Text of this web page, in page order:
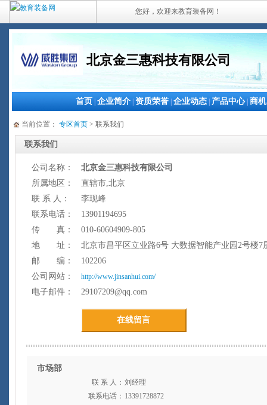
您好，欢迎来教育装备网！
北京金三惠科技有限公司
首页 企业简介 资质荣誉 企业动态 产品中心| 商机
当前位置： 专区首页 > 联系我们
联系我们
公司名称：
北京金三惠科技有限公司
所属地区：
直辖市,北京
联 系 人：
李现峰
联系电话：
13901194695
传 真：
010-60604909-805
地 址：
北京市昌平区立业路6号 大数据智能产业园2号楼7
邮 编：
102206
公司网站：
http://www.jinsanhui.com/
电子邮件： 29107209@qq.com
在线留言
市场部
联 系 人： 刘经理
联系电话： 13391728872